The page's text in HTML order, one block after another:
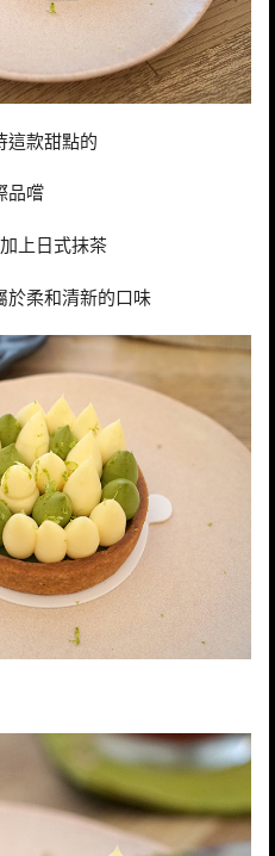
這款甜點的
品嚐
上日式抹茶
於柔和清新的口味